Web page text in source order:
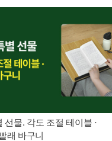
선물. 각도 조절 테이블 ·
래 바구니